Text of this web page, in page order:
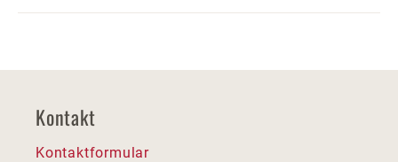
Kontakt
Kontaktformular